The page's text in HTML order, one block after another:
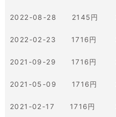
2022-08-28 2145円
2022-02-23 1716円
2021-09-29 1716円
2021-05-09 1716円
2021-02-17 1716円